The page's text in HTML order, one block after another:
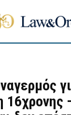
16χρονης